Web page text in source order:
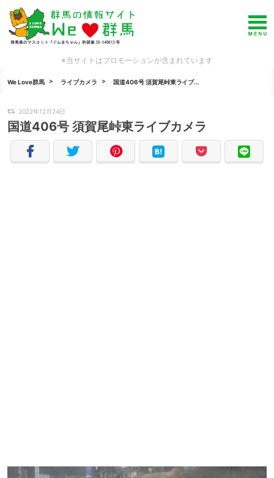
※当サイトはプロモーションが含まれています
We Love群馬 ライブカメラ 国道406号 須賀尾峠東ライブ...
2022年12月24日
国道406号 須賀尾峠東ライブカメラ